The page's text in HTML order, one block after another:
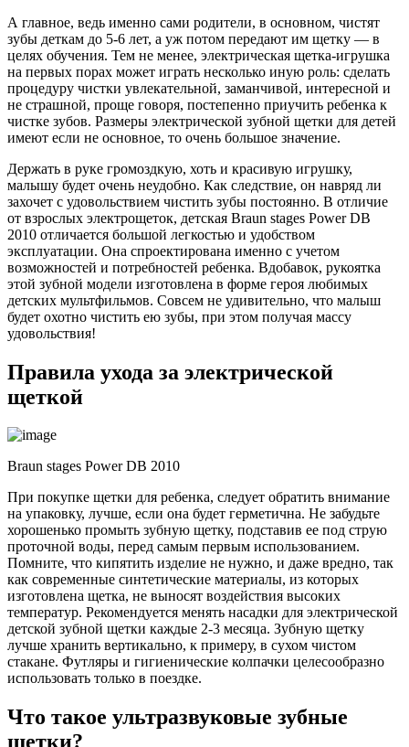
А главное, ведь именно сами родители, в основном, чистят
зубы деткам до 5-6 лет, а уж потом передают им щетку — в
целях обучения. Тем не менее, электрическая щетка-игрушка
на первых порах может играть несколько иную роль: сделать
процедуру чистки увлекательной, заманчивой, интересной и
не страшной, проще говоря, постепенно приучить ребенка к
чистке зубов. Размеры электрической зубной щетки для детей
имеют если не основное, то очень большое значение.
Держать в руке громоздкую, хоть и красивую игрушку,
малышу будет очень неудобно. Как следствие, он навряд ли
захочет с удовольствием чистить зубы постоянно. В отличие
от взрослых электрощеток, детская Braun stages Power DB
2010 отличается большой легкостью и удобством
эксплуатации. Она спроектирована именно с учетом
возможностей и потребностей ребенка. Вдобавок, рукоятка
этой зубной модели изготовлена в форме героя любимых
детских мультфильмов. Совсем не удивительно, что малыш
будет охотно чистить ею зубы, при этом получая массу
удовольствия!
Правила ухода за электрической
щеткой
Braun stages Power DB 2010
При покупке щетки для ребенка, следует обратить внимание
на упаковку, лучше, если она будет герметична. Не забудьте
хорошенько промыть зубную щетку, подставив ее под струю
проточной воды, перед самым первым использованием.
Помните, что кипятить изделие не нужно, и даже вредно, так
как современные синтетические материалы, из которых
изготовлена щетка, не выносят воздействия высоких
температур. Рекомендуется менять насадки для электрической
детской зубной щетки каждые 2-3 месяца. Зубную щетку
лучше хранить вертикально, к примеру, в сухом чистом
стакане. Футляры и гигиенические колпачки целесообразно
использовать только в поездке.
Что такое ультразвуковые зубные
щетки?